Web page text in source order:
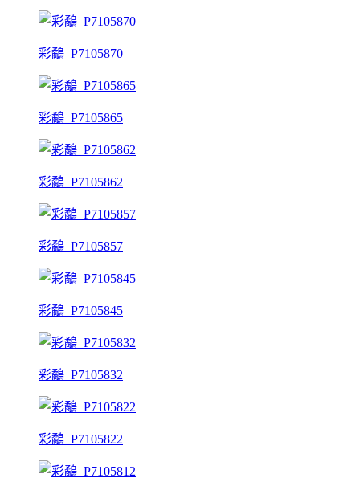
彩鷸_P7105870
彩鷸_P7105865
彩鷸_P7105862
彩鷸_P7105857
彩鷸_P7105845
彩鷸_P7105832
彩鷸_P7105822